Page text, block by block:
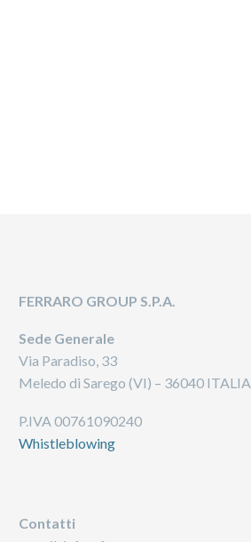
FERRARO GROUP S.P.A.
Sede Generale
Via Paradiso, 33
Meledo di Sarego (VI) – 36040 ITALIA
P.IVA 00761090240
Whistleblowing
Contatti